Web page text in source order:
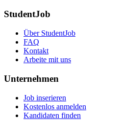
StudentJob
Über StudentJob
FAQ
Kontakt
Arbeite mit uns
Unternehmen
Job inserieren
Kostenlos anmelden
Kandidaten finden